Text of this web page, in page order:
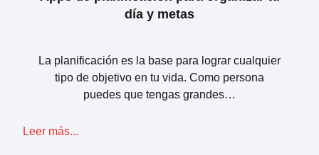
día y metas
La planificación es la base para lograr cualquier
tipo de objetivo en tu vida. Como persona
puedes que tengas grandes…
Leer más...